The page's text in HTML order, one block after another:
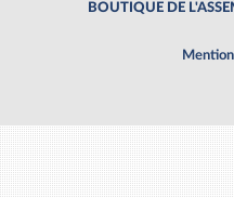
BOUTIQUE DE